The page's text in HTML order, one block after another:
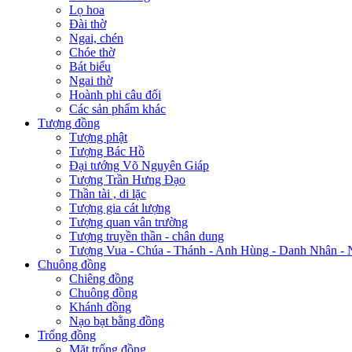
Lọ hoa
Đài thờ
Ngai, chén
Chóe thờ
Bát biểu
Ngai thờ
Hoành phi câu đối
Các sản phẩm khác
Tượng đồng
Tượng phật
Tượng Bác Hồ
Đại tướng Võ Nguyên Giáp
Tượng Trần Hưng Đạo
Thần tài , di lặc
Tượng gia cát lượng
Tượng quan vân trường
Tượng truyền thần - chân dung
Tượng Vua - Chúa - Thánh - Anh Hùng - Danh Nhân -
Chuông đồng
Chiêng đồng
Chuông đồng
Khánh đồng
Nạo bạt bằng đồng
Trống đồng
Mặt trống đồng